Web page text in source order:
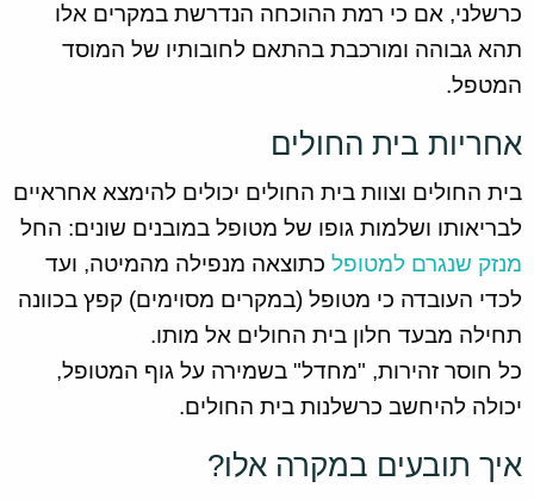
כרשלני, אם כי רמת ההוכחה הנדרשת במקרים אלו
תהא גבוהה ומורכבת בהתאם לחובותיו של המוסד
המטפל.
אחריות בית החולים
בית החולים וצוות בית החולים יכולים להימצא אחראיים
לבריאותו ושלמות גופו של מטופל במובנים שונים: החל
מנזק שנגרם למטופל כתוצאה מנפילה מהמיטה, ועד
לכדי העובדה כי מטופל (במקרים מסוימים) קפץ בכוונה
תחילה מבעד חלון בית החולים אל מותו.
כל חוסר זהירות, "מחדל" בשמירה על גוף המטופל,
יכולה להיחשב כרשלנות בית החולים.
איך תובעים במקרה אלו?